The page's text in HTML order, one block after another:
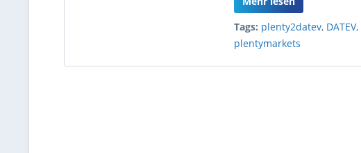
Tags: plenty2datev, DATEV,
plentymarkets